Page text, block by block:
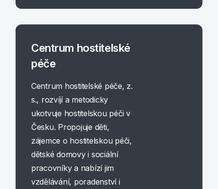
Centrum hostitelské
péče
Centrum hostitelské péče, z.
s., rozvíjí a metodicky
ukotvuje hostitelskou péči v
Česku. Propojuje děti,
zájemce o hostitelskou péči,
dětské domovy i sociální
pracovníky a nabízí jim
vzdělávání, poradenství i